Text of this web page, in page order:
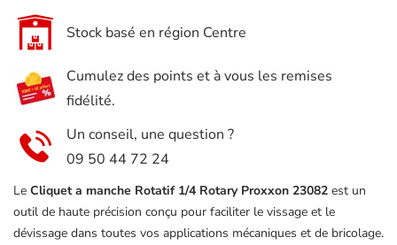
Rotary
23082
Stock basé en région Centre
Cumulez des points et à vous les remises
fidélité.
Un conseil, une question ?
09 50 44 72 24
Le Cliquet a manche Rotatif 1/4 Rotary Proxxon 23082 est un
outil de haute précision conçu pour faciliter le vissage et le
dévissage dans toutes vos applications mécaniques et de bricolage.